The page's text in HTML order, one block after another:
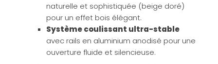
naturelle et sophistiquée (beige doré)
pour un effet bois élégant.
Système coulissant ultra-stable
avec rails en aluminium anodisé pour une
ouverture fluide et silencieuse.